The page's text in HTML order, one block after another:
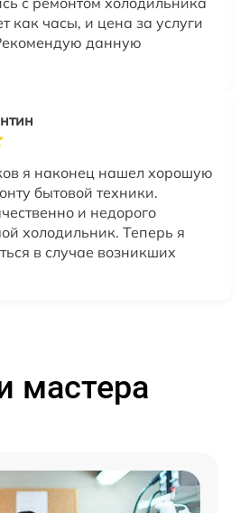
как часы, и цена за услуги
данную
я наконец нашел хорошую
бытовой техники.
и недорого
холодильник. Теперь я
в случае возникших
мастера